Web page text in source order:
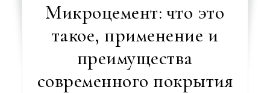
Микроцемент: что это
такое, применение и
преимущества
современного покрытия